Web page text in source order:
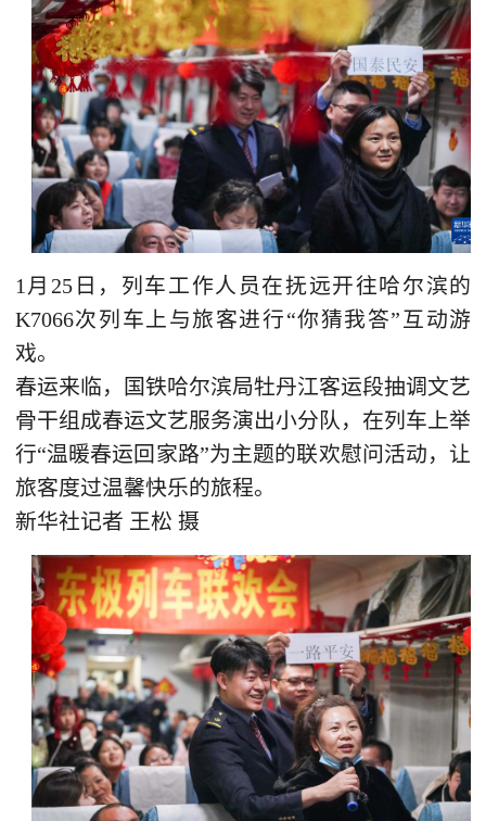
1月25日，列车工作人员在抚远开往哈尔滨的
K7066次列车上与旅客进行“你猜我答”互动游
戏。
春运来临，国铁哈尔滨局牡丹江客运段抽调文艺
骨干组成春运文艺服务演出小分队，在列车上举
行“温暖春运回家路”为主题的联欢慰问活动，让
旅客度过温馨快乐的旅程。
新华社记者 王松 摄